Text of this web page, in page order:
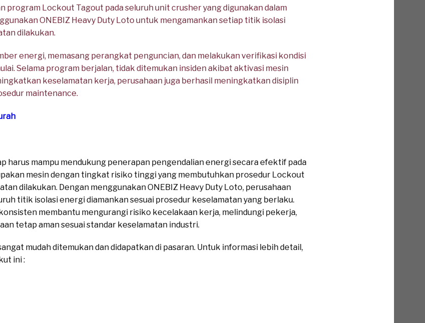
program Lockout Tagout pada seluruh unit crusher yang digunakan dalam
ONEBIZ Heavy Duty Loto untuk mengamankan setiap titik isolasi
dilakukan.
energi, memasang perangkat penguncian, dan melakukan verifikasi kondisi
Selama program berjalan, tidak ditemukan insiden akibat aktivasi mesin
keselamatan kerja, perusahaan juga berhasil meningkatkan disiplin
maintenance.
harus mampu mendukung penerapan pengendalian energi secara efektif pada
mesin dengan tingkat risiko tinggi yang membutuhkan prosedur Lockout
dilakukan. Dengan menggunakan ONEBIZ Heavy Duty Loto, perusahaan
titik isolasi energi diamankan sesuai prosedur keselamatan yang berlaku.
membantu mengurangi risiko kecelakaan kerja, melindungi pekerja,
tetap aman sesuai standar keselamatan industri.
mudah ditemukan dan didapatkan di pasaran. Untuk informasi lebih detail,
ini :